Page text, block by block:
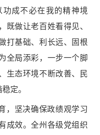
成不必在我的精神境
既做让老百姓看得见、
打基础、利长远、固根
全局添彩，一步一个脚
生态环境不断改善、民
定。
，坚决确保政绩观学习
成效。全州各级党组织